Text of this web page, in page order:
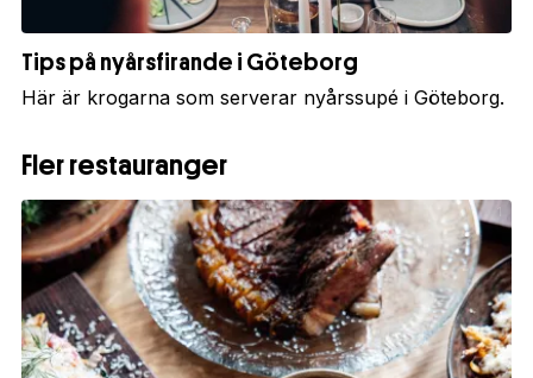
Tips på nyårsfirande i Göteborg
Här är krogarna som serverar nyårssupé i Göteborg.
Fler restauranger
1